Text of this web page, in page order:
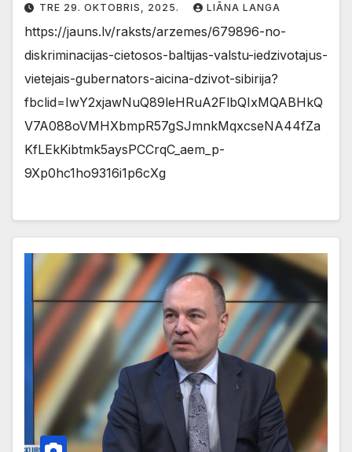
TRE 29. OKTOBRIS, 2025. LIĀNA LANGA
https://jauns.lv/raksts/arzemes/679896-no-
diskriminacijas-cietosos-baltijas-valstu-iedzivotajus-
vietejais-gubernators-aicina-dzivot-sibirija?
fbclid=IwY2xjawNuQ89leHRuA2FlbQIxMQABHkQ
V7A088oVMHXbmpR57gSJmnkMqxcseNA44fZa
KfLEkKibtmk5aysPCCrqC_aem_p-
9Xp0hc1ho9316i1p6cXg